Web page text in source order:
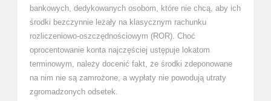
bankowych, dedykowanych osobom, które nie chcą, aby ich
środki bezczynnie leżały na klasycznym rachunku
rozliczeniowo-oszczędnościowym (ROR). Choć
oprocentowanie konta najczęściej ustępuje lokatom
terminowym, należy docenić fakt, że środki zdeponowane
na nim nie są zamrożone, a wypłaty nie powodują utraty
zgromadzonych odsetek.